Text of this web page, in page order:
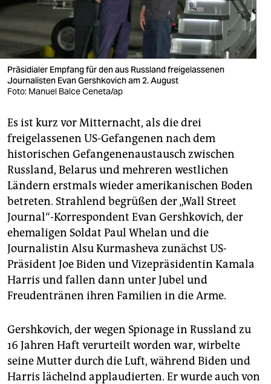
wahrheit
verlag
verlag
veranstaltungen
fragen & hilfe
unterstützen
abo
genossenschaft
epaper login
Präsidialer Empfang für den aus Russland freigelassenen
Journalisten Evan Gershkovich am 2. August
Foto: Manuel Balce Ceneta/ap
Es ist kurz vor Mitternacht, als die drei
freigelassenen US-Gefangenen nach dem
historischen Gefangenenaustausch zwischen
Russland, Belarus und mehreren westlichen
Ländern erstmals wieder amerikanischen Boden
betreten. Strahlend begrüßen der „Wall Street
Journal“-Korrespondent Evan Gershkovich, der
ehemaligen Soldat Paul Whelan und die
Journalistin Alsu Kurmasheva zunächst US-
Präsident Joe Biden und Vizepräsidentin Kamala
Harris und fallen dann unter Jubel und
Freudentränen ihren Familien in die Arme.
Gershkovich, der wegen Spionage in Russland zu
16 Jahren Haft verurteilt worden war, wirbelte
seine Mutter durch die Luft, während Biden und
Harris lächelnd applaudierten. Er wurde auch von